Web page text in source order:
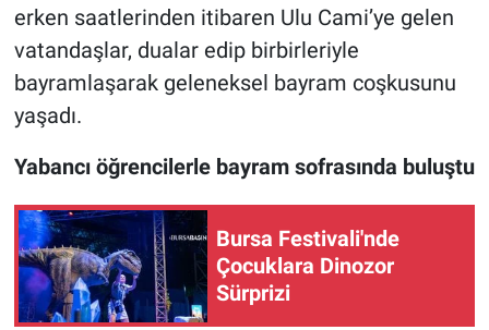
erken saatlerinden itibaren Ulu Cami’ye gelen
vatandaşlar, dualar edip birbirleriyle
bayramlaşarak geleneksel bayram coşkusunu
yaşadı.
Yabancı öğrencilerle bayram sofrasında buluştu
Bursa Festivali'nde
Çocuklara Dinozor
Sürprizi